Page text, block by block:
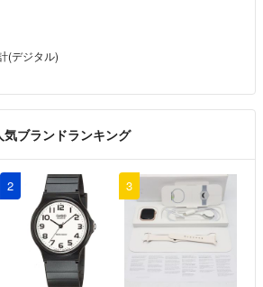
(デジタル)
ブランドランキング
2 3